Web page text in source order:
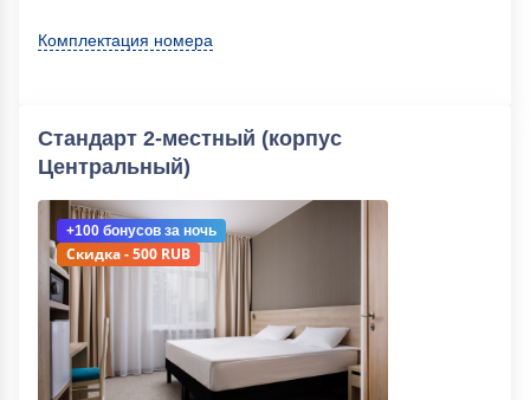
Комплектация номера
Стандарт 2-местный (корпус
Центральный)
+100 бонусов за ночь
Скидка - 500 RUB